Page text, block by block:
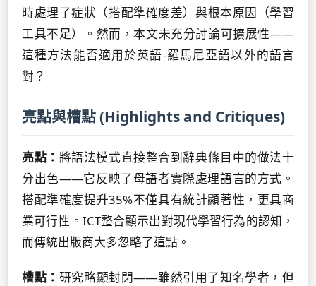
時處理了症狀（搭配準確度差）與根本原因（學習
工具不足）。然而，本文未充分討論可擴展性——
這種方法能否適用於英語-羅馬尼亞語以外的語言
對？
亮點與槽點 (Highlights and Critiques)
亮點： 將語法模式直接整合到辭典條目中的做法十
分出色——它反映了母語者實際處理語言的方式。
搭配準確度提升35%不僅具有統計顯著性，更具商
業可行性。ICT整合顯示出對現代學習行為的認知，
而傳統出版商大多忽略了這點。
槽點： 研究略顯封閉——雖然引用了知名學者，但